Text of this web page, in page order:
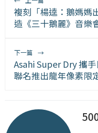
複刻「楊逵：鵝媽媽
造《三十鵝麗》音樂
下一篇 →
Asahi Super Dry 攜
聯名推出龍年像素限